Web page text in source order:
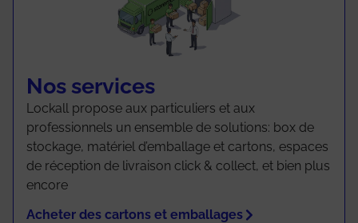
Nos services
Lockall propose aux particuliers et aux
professionnels un ensemble de solutions: box de
stockage, matériel d’emballage et cartons, espaces
de réception de livraison click & collect, et bien plus
encore
Acheter des cartons et emballages